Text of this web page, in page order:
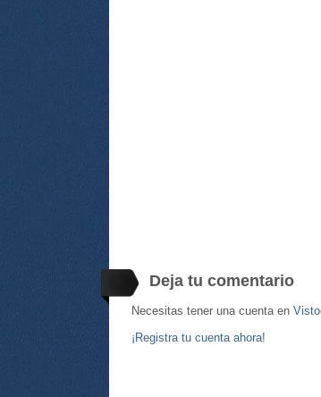
Deja tu comentario
Necesitas tener una cuenta en
¡Registra tu cuenta ahora!